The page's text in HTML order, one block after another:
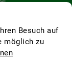
Besuch auf
möglich zu